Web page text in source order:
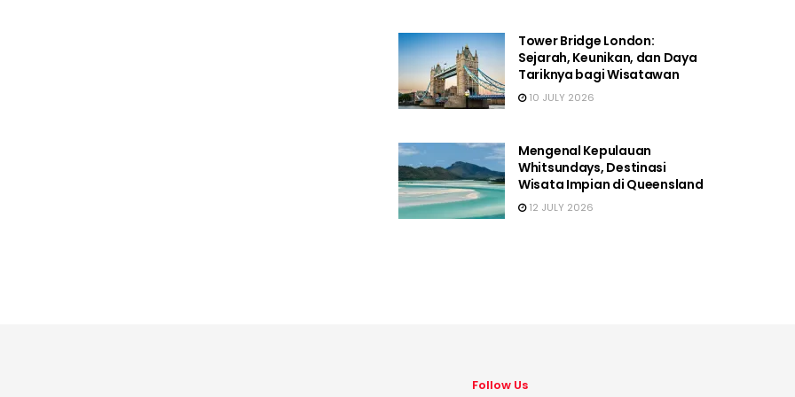
Tower Bridge London:
Sejarah, Keunikan, dan Daya
Tariknya bagi Wisatawan
10 JULY 2026
Mengenal Kepulauan
Whitsundays, Destinasi
Wisata Impian di Queensland
12 JULY 2026
Follow Us